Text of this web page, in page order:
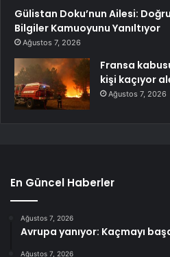
Gülistan Doku’nun Ailesi:
Bilgiler Kamuoyunu Yanıltıyor
Ağustos 7, 2026
Fransa
kişi kaçıyor
Ağustos 7, 2026
En Güncel Haberler
Ağustos 7, 2026
Avrupa yanıyor: Kaçmayı
Ağustos 7, 2026